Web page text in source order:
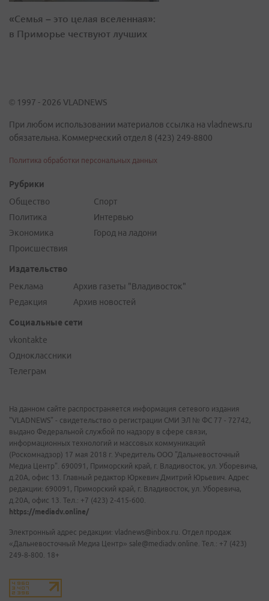
«Семья – это целая вселенная»:
в Приморье чествуют лучших
© 1997 - 2026 VLADNEWS
При любом использовании материалов ссылка на vladnews.ru
обязательна. Коммерческий отдел 8 (423) 249-8800
Политика обработки персональных данных
Рубрики
Общество
Политика
Экономика
Происшествия
Спорт
Интервью
Город на ладони
Издательство
Реклама
Редакция
Архив газеты "Владивосток"
Архив новостей
Социальные сети
vkontakte
Одноклассники
Телеграм
На данном сайте распространяется информация сетевого издания
"VLADNEWS" - свидетельство о регистрации СМИ ЭЛ № ФС 77 - 72742,
выдано Федеральной службой по надзору в сфере связи,
информационных технологий и массовых коммуникаций
(Роскомнадзор) 17 мая 2018 г. Учредитель ООО "Дальневосточный
Медиа Центр". 690091, Приморский край, г. Владивосток, ул. Уборевича,
д.20А, офис 13. Главный редактор Юркевич Дмитрий Юрьевич. Адрес
редакции: 690091, Приморский край, г. Владивосток, ул. Уборевича,
д.20А, офис 13. Тел.: +7 (423) 2-415-600.
https://mediadv.online/
Электронный адрес редакции: vladnews@inbox.ru. Отдел продаж
«Дальневосточный Медиа Центр» sale@mediadv.online. Тел.: +7 (423)
249-8-800. 18+